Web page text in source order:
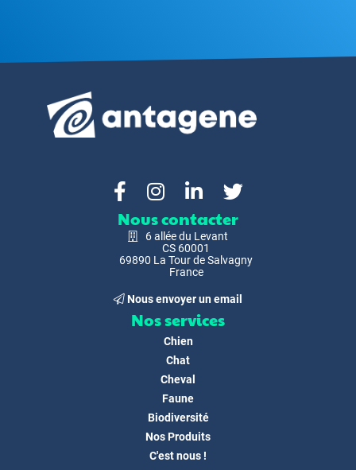
Nous contacter
6 allée du Levant
CS 60001
69890 La Tour de Salvagny
France
Nous envoyer un email
Nos services
Chien
Chat
Cheval
Faune
Biodiversité
Nos Produits
C'est nous !